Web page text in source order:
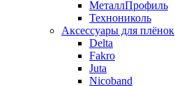
МеталлПрофиль
Технониколь
Аксессуары для плёнок
Delta
Fakro
Juta
Nicoband